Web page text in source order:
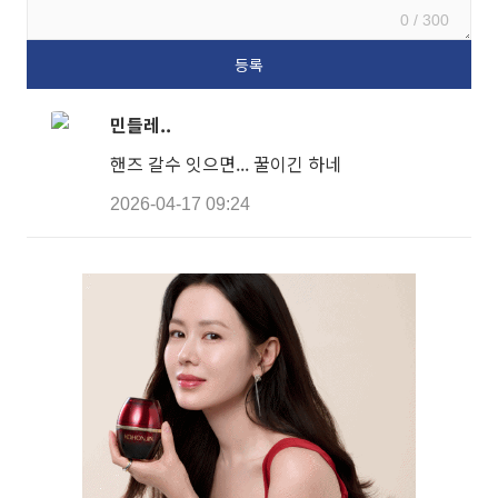
0 / 300
민들레..
핸즈 갈수 잇으면... 꿀이긴 하네
2026-04-17 09:24